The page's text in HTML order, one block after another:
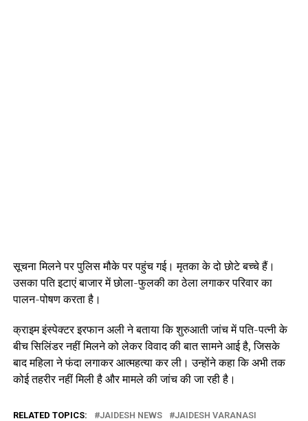
सूचना मिलने पर पुलिस मौके पर पहुंच गई। मृतका के दो छोटे बच्चे हैं।
उसका पति इटाएं बाजार में छोला-फुलकी का ठेला लगाकर परिवार का
पालन-पोषण करता है।
क्राइम इंस्पेक्टर इरफान अली ने बताया कि शुरुआती जांच में पति-पत्नी के
बीच सिलिंडर नहीं मिलने को लेकर विवाद की बात सामने आई है, जिसके
बाद महिला ने फंदा लगाकर आत्महत्या कर ली। उन्होंने कहा कि अभी तक
कोई तहरीर नहीं मिली है और मामले की जांच की जा रही है।
RELATED TOPICS: JAIDESH NEWS
JAIDESH VARANASI